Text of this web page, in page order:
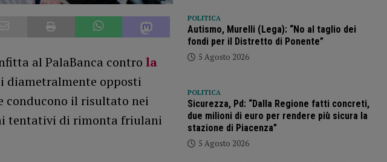
al PalaBanca contro la
diametralmente opposti
conducono il risultato nei
tentativi di rimonta friulani
POLITICA
Autismo, Murelli (Lega): “No al taglio dei
fondi per il Distretto di Ponente”
5 Agosto 2026
POLITICA
Sicurezza, Pd: “Dalla Regione fatti concreti,
due milioni di euro per rendere più sicura la
stazione di Piacenza”
5 Agosto 2026